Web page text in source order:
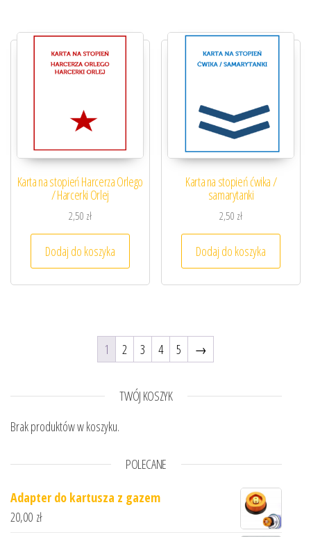
Karta na stopień Harcerza Orlego
/ Harcerki Orlej
2,50 zł
Dodaj do koszyka
Karta na stopień ćwika /
samarytanki
2,50 zł
Dodaj do koszyka
1 2 3 4 5 →
TWÓJ KOSZYK
Brak produktów w koszyku.
POLECANE
Adapter do kartusza z gazem
20,00 zł